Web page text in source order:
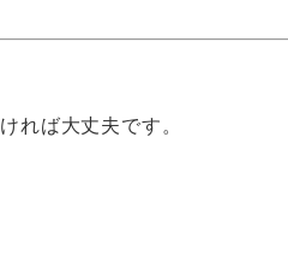
れば大丈夫です。